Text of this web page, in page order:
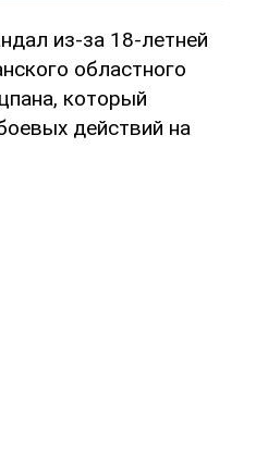
из-за 18-летней
областного
который
действий на